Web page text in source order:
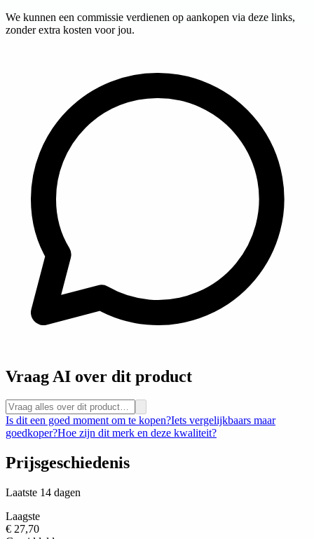
We kunnen een commissie verdienen op aankopen via deze links,
zonder extra kosten voor jou.
Vraag AI over dit product
Is dit een goed moment om te kopen?Iets vergelijkbaars maar
goedkoper?Hoe zijn dit merk en deze kwaliteit?
Prijsgeschiedenis
Laatste 14 dagen
Laagste
€ 27,70